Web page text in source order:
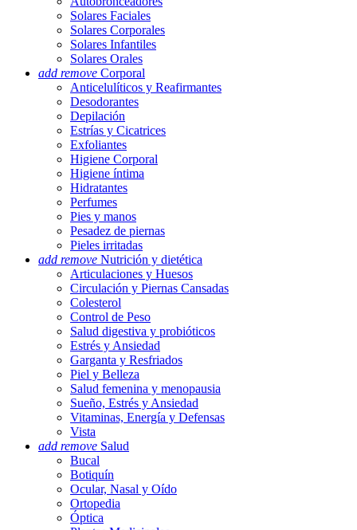
Solares Faciales
Solares Corporales
Solares Infantiles
Solares Orales
add remove Corporal
Anticelulíticos y Reafirmantes
Desodorantes
Depilación
Estrías y Cicatrices
Exfoliantes
Higiene Corporal
Higiene íntima
Hidratantes
Perfumes
Pies y manos
Pesadez de piernas
Pieles irritadas
add remove Nutrición y dietética
Articulaciones y Huesos
Circulación y Piernas Cansadas
Colesterol
Control de Peso
Salud digestiva y probióticos
Estrés y Ansiedad
Garganta y Resfriados
Piel y Belleza
Salud femenina y menopausia
Sueño, Estrés y Ansiedad
Vitaminas, Energía y Defensas
Vista
add remove Salud
Bucal
Botiquín
Ocular, Nasal y Oído
Ortopedia
Óptica